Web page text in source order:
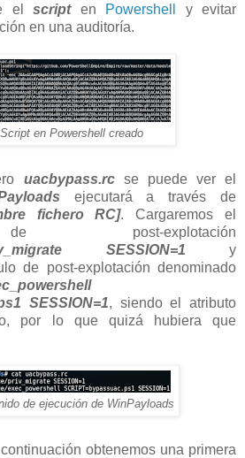
elscripten Powershell
y evitar
en una auditoría.
en Powershell creado
uacbypass.rcse puede ver el
ejecutará a través de
fichero RC]. Cargaremos el
post-explotación
SESSION=1 y
de post-explotación denominado
SESSION=1, siendo el atributo
por lo que quizá hubiera que
de ejecución de WinPayloads
obtenemos una primera